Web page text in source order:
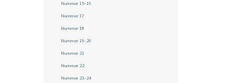
Nummer 15-16
Nummer 17
Nummer 18
Nummer 19-20
Nummer 21
Nummer 22
Nummer 23-24